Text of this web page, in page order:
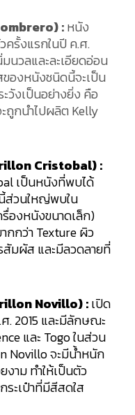
:หนัง
รั้งแรกในปี ค.ศ.
นวลและละเอียดอ่อน
องหนังชนิดนี้จะเป็น
วังเป็นอย่างยิ่ง คือ
ถูกนำไปผลิต Kelly
Cristobal) :
เป็นหนังที่พบได้
ส่วนใหญ่พบใน
องหนังขนาดเล็ก)
กกว่า Texture ผิว
มผัส และมีลวดลายที่
Novillo) :เปิด
. 2015 และมีลักษณะ
และ Togo ในส่วน
Novillo จะมีน้ำหนัก
าม ทำให้เป็นตัว
ะเป๋าที่มีสีสดใส